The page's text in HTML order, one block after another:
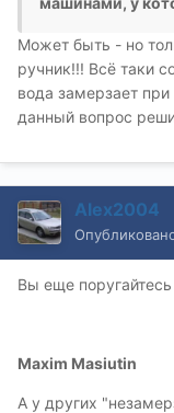
Может быть - но
ручник!!! Всё таки
вода замерзает
данный вопрос
Alex2004
Вы еще
Maxim Masiutin
А у других